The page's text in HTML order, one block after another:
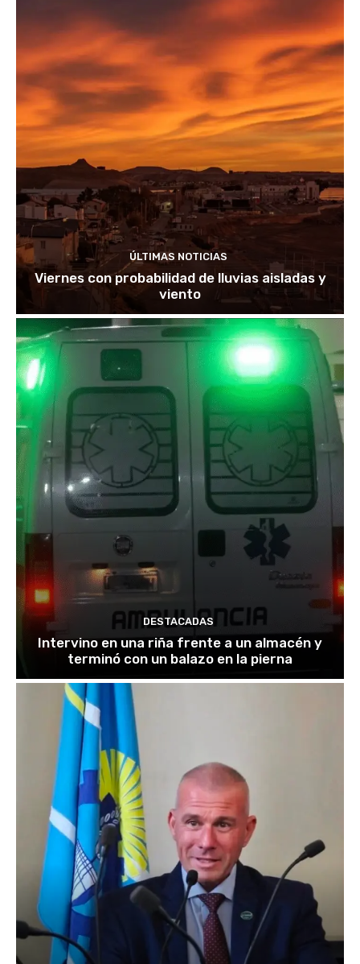
ÚLTIMAS NOTICIAS
Viernes con probabilidad de lluvias aisladas y
viento
DESTACADAS
Intervino en una riña frente a un almacén y
terminó con un balazo en la pierna